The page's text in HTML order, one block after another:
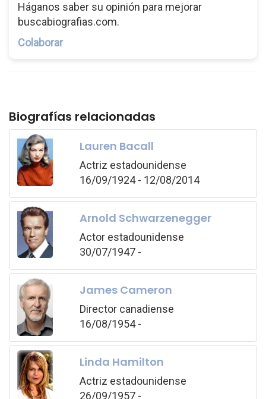
Háganos saber su opinión para mejorar
buscabiografias.com.
Colaborar
Biografías relacionadas
Lauren Bacall
Actriz estadounidense
16/09/1924 - 12/08/2014
Arnold Schwarzenegger
Actor estadounidense
30/07/1947 -
James Cameron
Director canadiense
16/08/1954 -
Linda Hamilton
Actriz estadounidense
26/09/1957 -